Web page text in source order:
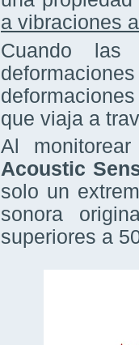
a vibraciones
Cuando las
que viaja a
Al
Acoustic
solo un
sonora
superiores a